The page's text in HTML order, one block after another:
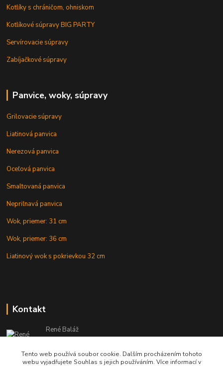
Kotlíky s chráničom, ohniskom
Kotlíkové súpravy BIG PARTY
Servírovacie súpravy
Zabíjačkové súpravy
Panvice, woky, súpravy
Grilovacie súpravy
Liatinová panvica
Nerezová panvica
Oceľová panvica
Smaltovaná panvica
Nepriľnavá panvica
Wok, priemer: 31 cm
Wok, priemer: 36 cm
Liatinový wok s pokrievkou 32 cm
Kontakt
René Baláž
Eshop: +421 902 212 007
od 8:00 - do 16:00 hod
Tento web používá soubor cookie. Dalším procházením tohoto
webu vyjadřujete Souhlas s jejich používáním. Více informací v